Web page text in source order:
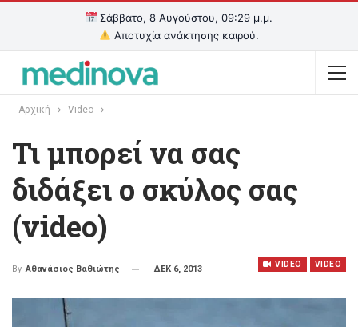
Σάββατο, 8 Αυγούστου, 09:29 μ.μ.
Αποτυχία ανάκτησης καιρού.
Αρχική Video
Τι μπορεί να σας
διδάξει ο σκύλος σας
(video)
VIDEO VIDEO
By Αθανάσιος Βαθιώτης ΔΕΚ 6, 2013